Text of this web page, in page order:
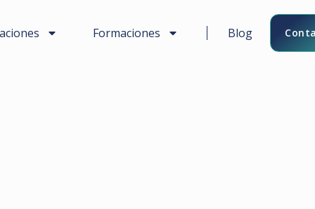
Formaciones Blog